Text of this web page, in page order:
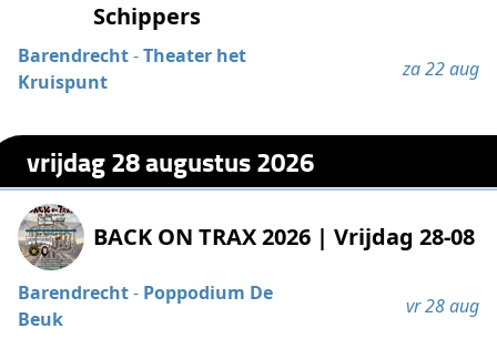
Schippers
Barendrecht-Theater het
Kruispunt
za 22 aug
vrijdag 28 augustus 2026
BACK ON TRAX 2026 | Vrijdag 28-08
Barendrecht- Poppodium De
Beuk
vr 28 aug